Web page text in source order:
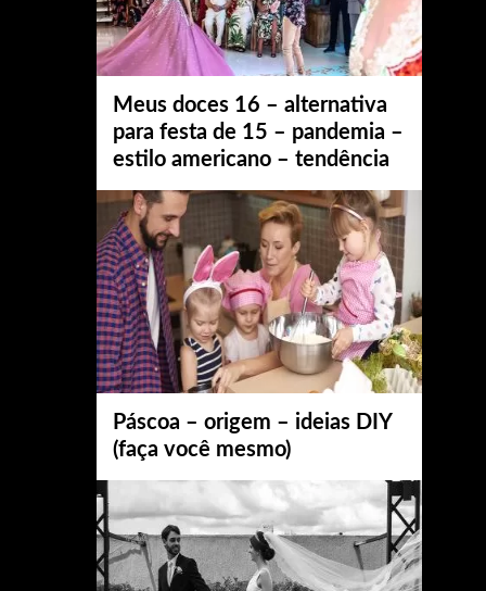
Meus doces 16 – alternativa
para festa de 15 – pandemia –
estilo americano – tendência
Páscoa – origem – ideias DIY
(faça você mesmo)